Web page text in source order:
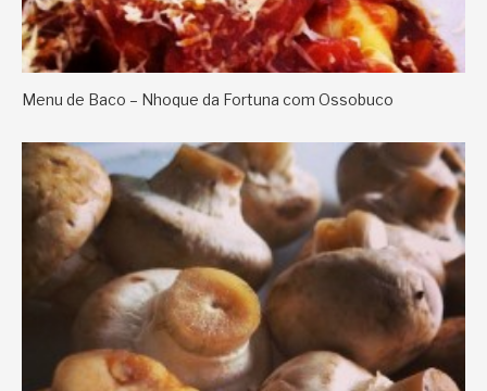
Menu de Baco – Nhoque da Fortuna com Ossobuco